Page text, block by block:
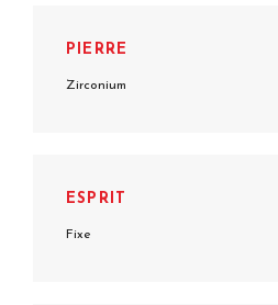
PIERRE
Zirconium
ESPRIT
Fixe